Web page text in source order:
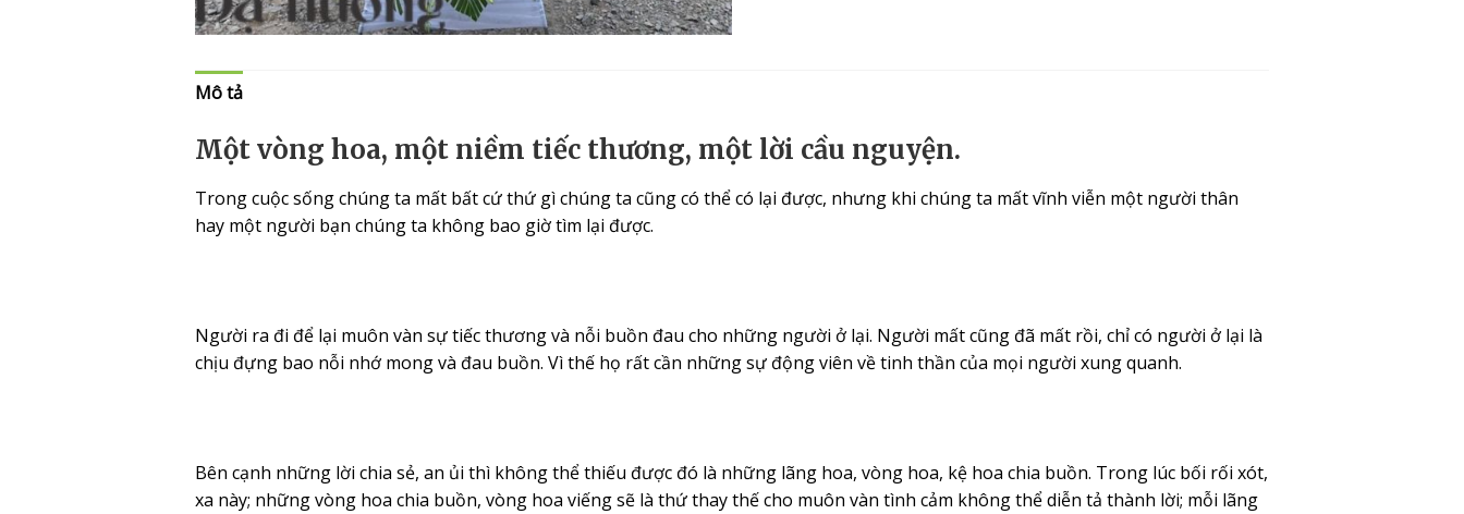
Mô tả
Một vòng hoa, một niềm tiếc thương, một lời cầu nguyện.
Trong cuộc sống chúng ta mất bất cứ thứ gì chúng ta cũng có thể có lại được, nhưng khi chúng ta mất vĩnh viễn một người thân
hay một người bạn chúng ta không bao giờ tìm lại được.
Người ra đi để lại muôn vàn sự tiếc thương và nỗi buồn đau cho những người ở lại. Người mất cũng đã mất rồi, chỉ có người ở lại là
chịu đựng bao nỗi nhớ mong và đau buồn. Vì thế họ rất cần những sự động viên về tinh thần của mọi người xung quanh.
Bên cạnh những lời chia sẻ, an ủi thì không thể thiếu được đó là những lãng hoa, vòng hoa, kệ hoa chia buồn. Trong lúc bối rối xót,
xa này; những vòng hoa chia buồn, vòng hoa viếng sẽ là thứ thay thế cho muôn vàn tình cảm không thể diễn tả thành lời; mỗi lãng